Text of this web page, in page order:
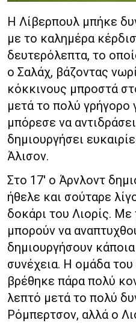
Η Λίβερπουλ μπήκε
με το καλημέρα
δευτερόλεπτα, το
ο Σαλάχ, βάζοντας
κόκκινους μπροστά
μετά το πολύ
μπόρεσε να
δημιουργήσει
Άλισον.
Στο 17′ ο Άρνλοντ
ήθελε και σούταρε
δοκάρι του Λιορίς. Με
μπορούν να
δημιουργήσουν
συνέχεια. Η ομάδα
βρέθηκε πάρα πολύ
λεπτό μετά το πολύ
Ρόμπερτσον, αλλά ο